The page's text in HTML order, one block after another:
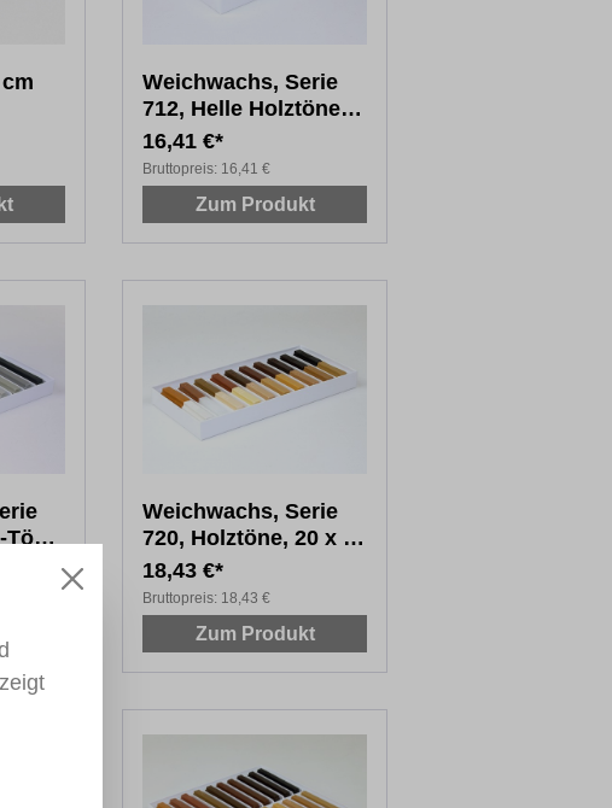
Weichwachs, Serie
712, Helle Holztöne,
10 x 8 cm
16,41 €*
Bruttopreis: 16,41 €
Zum Produkt
Weichwachs, Serie
720, Holztöne, 20 x 4
cm
18,43 €*
Bruttopreis: 18,43 €
Zum Produkt